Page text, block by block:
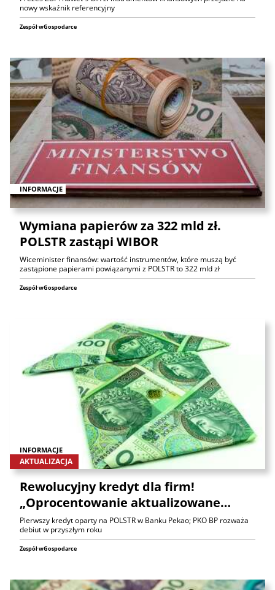
nowy wskaźnik referencyjny
Zespół wGospodarce
INFORMACJE
Wymiana papierów za 322 mld zł.
POLSTR zastąpi WIBOR
Wiceminister finansów: wartość instrumentów, które muszą być
zastąpione papierami powiązanymi z POLSTR to 322 mld zł
Zespół wGospodarce
INFORMACJE
AKTUALIZACJA
Rewolucyjny kredyt dla firm!
„Oprocentowanie aktualizowane…
Pierwszy kredyt oparty na POLSTR w Banku Pekao; PKO BP rozważa
debiut w przyszłym roku
Zespół wGospodarce